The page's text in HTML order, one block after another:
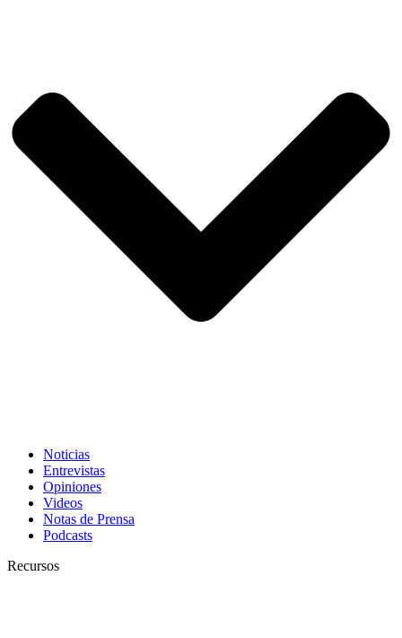
Noticias
Entrevistas
Opiniones
Videos
Notas de Prensa
Podcasts
Recursos